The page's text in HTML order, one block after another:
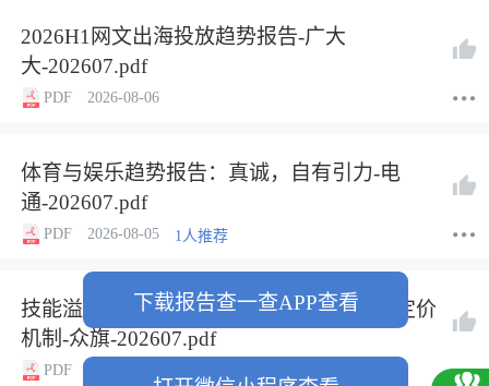
2026H1网文出海投放趋势报告-广大
大-202607.pdf
PDF 2026-08-06
体育与娱乐趋势报告：真诚，自有引力-电
通-202607.pdf
PDF 2026-08-05 1人推荐
技能溢价的重估：AI时代真正稀缺能力的定价
机制-众旗-202607.pdf
PDF
下载报告查一查APP查看